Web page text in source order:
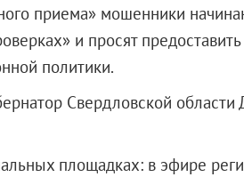
приема» мошенники
и просят
политики.
Свердловской
площадках: в эфире